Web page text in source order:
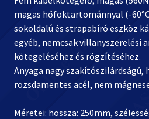
magas hőfoktartománnyal (-
sokoldalú és strapabíró eszköz
egyéb, nemcsak villanyszerelési
kötegeléséhez és rögzítéséhez.
Anyaga nagy szakítószilárdságú,
rozsdamentes acél, nem
Méretei: hossza: 250mm,